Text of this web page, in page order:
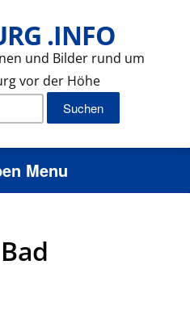
.INFO
und Bilder rund um
vor der Höhe
Menu
Bad